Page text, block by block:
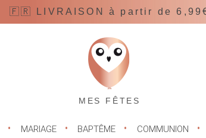
🇫🇷 LIVRAISON à partir de
MES FÊTES
MARIAGE BAPTÊME COMMUNION